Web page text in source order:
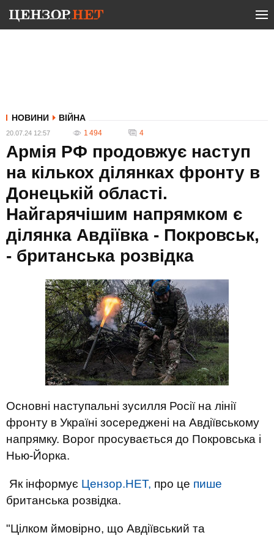
НОВИНИ ВІЙНА
20.07.24 12:57 1 494 4
Армія РФ продовжує наступ
на кількох ділянках фронту в
Донецькій області.
Найгарячішим напрямком є
ділянка Авдіївка - Покровськ,
- британська розвідка
Основні наступальні зусилля Росії на лінії
фронту в Україні зосереджені на Авдіївському
напрямку. Ворог просувається до Покровська і
Нью-Йорка.
Як інформує Цензор.НЕТ, про це пише
британська розвідка.
"Цілком ймовірно, що Авдіївський та